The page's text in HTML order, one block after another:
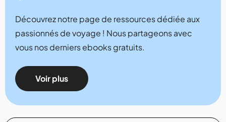
Découvrez notre page de ressources dédiée aux
passionnés de voyage ! Nous partageons avec
vous nos derniers ebooks gratuits.
Voir plus